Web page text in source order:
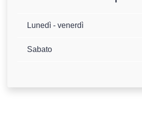
Lunedì - venerdì
Sabato